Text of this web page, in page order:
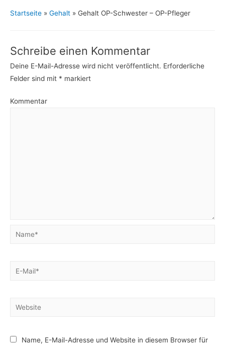
Startseite » Gehalt » Gehalt OP-Schwester – OP-Pfleger
Schreibe einen Kommentar
Deine E-Mail-Adresse wird nicht veröffentlicht. Erforderliche
Felder sind mit * markiert
Kommentar
Name*
E-
Website
Name, E-Mail-Adresse und Website in diesem Browser für